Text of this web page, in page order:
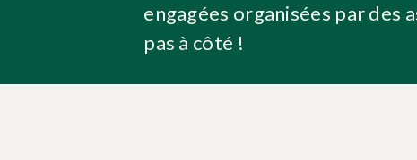
engagées organisées par des
pas à côté !